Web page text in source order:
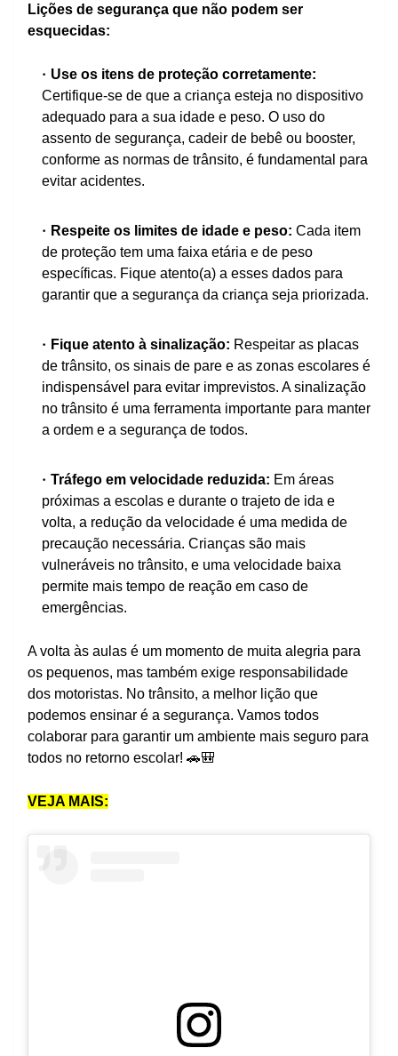
Lições de segurança que não podem ser
esquecidas:
Use os itens de proteção corretamente:
Certifique-se de que a criança esteja no dispositivo
adequado para a sua idade e peso. O uso do
assento de segurança, cadeir de bebê ou booster,
conforme as normas de trânsito, é fundamental para
evitar acidentes.
Respeite os limites de idade e peso: Cada item
de proteção tem uma faixa etária e de peso
específicas. Fique atento(a) a esses dados para
garantir que a segurança da criança seja priorizada.
Fique atento à sinalização: Respeitar as placas
de trânsito, os sinais de pare e as zonas escolares é
indispensável para evitar imprevistos. A sinalização
no trânsito é uma ferramenta importante para manter
a ordem e a segurança de todos.
Tráfego em velocidade reduzida: Em áreas
próximas a escolas e durante o trajeto de ida e
volta, a redução da velocidade é uma medida de
precaução necessária. Crianças são mais
vulneráveis no trânsito, e uma velocidade baixa
permite mais tempo de reação em caso de
emergências.
A volta às aulas é um momento de muita alegria para
os pequenos, mas também exige responsabilidade
dos motoristas. No trânsito, a melhor lição que
podemos ensinar é a segurança. Vamos todos
colaborar para garantir um ambiente mais seguro para
todos no retorno escolar! 🚗🎒
VEJA MAIS: